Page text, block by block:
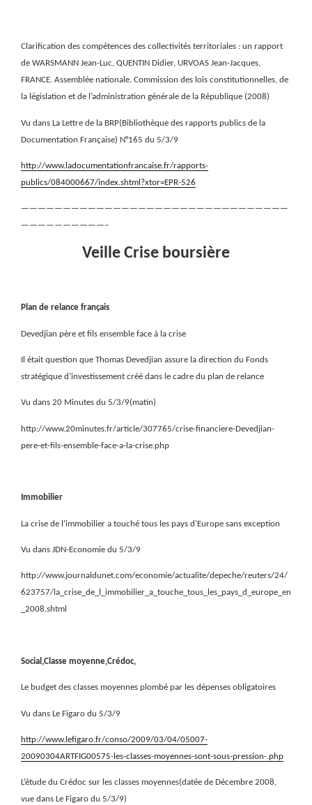
Clarification des compétences des collectivités territoriales : un rapport
de WARSMANN Jean-Luc, QUENTIN Didier, URVOAS Jean-Jacques,
FRANCE. Assemblée nationale. Commission des lois constitutionnelles, de
la législation et de l’administration générale de la République (2008)
Vu dans La Lettre de la BRP(Bibliothèque des rapports publics de la
Documentation Française) N°165 du 5/3/9
http://www.ladocumentationfrancaise.fr/rapports-
publics/084000667/index.shtml?xtor=EPR-526
————————————————————————————————
——————————–
Veille Crise boursière
Plan de relance français
Devedjian père et fils ensemble face à la crise
Il était question que Thomas Devedjian assure la direction du Fonds
stratégique d’investissement créé dans le cadre du plan de relance
Vu dans 20 Minutes du 5/3/9(matin)
http://www.20minutes.fr/article/307765/crise-financiere-Devedjian-
pere-et-fils-ensemble-face-a-la-crise.php
Immobilier
La crise de l’immobilier a touché tous les pays d’Europe sans exception
Vu dans JDN-Economie du 5/3/9
http://www.journaldunet.com/economie/actualite/depeche/reuters/24/
623757/la_crise_de_l_immobilier_a_touche_tous_les_pays_d_europe_en
_2008.shtml
Social,Classe moyenne,Crédoc,
Le budget des classes moyennes plombé par les dépenses obligatoires
Vu dans Le Figaro du 5/3/9
http://www.lefigaro.fr/conso/2009/03/04/05007-
20090304ARTFIG00575-les-classes-moyennes-sont-sous-pression-.php
L’étude du Crédoc sur les classes moyennes(datée de Décembre 2008,
vue dans Le Figaro du 5/3/9)